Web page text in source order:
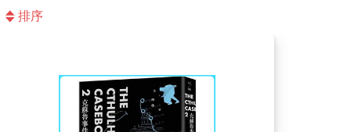
排序